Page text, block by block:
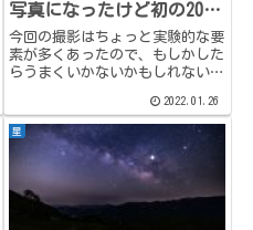
写真になったけど初の200
ｍｍ越え追尾撮影も完遂
し、なぜかTwitterでイイ
ねをたくさんもらえた話
今回の撮影はちょっと実験的な要
素が多くあったので、もしかした
らうまくいかないかもしれないな
ろいろチャレンジングな撮影でし
た。 そんな予測通り？お天気に
阻まれ思ったような結果にはなら
なかったのですが、とりあえず
2022.01.26
星